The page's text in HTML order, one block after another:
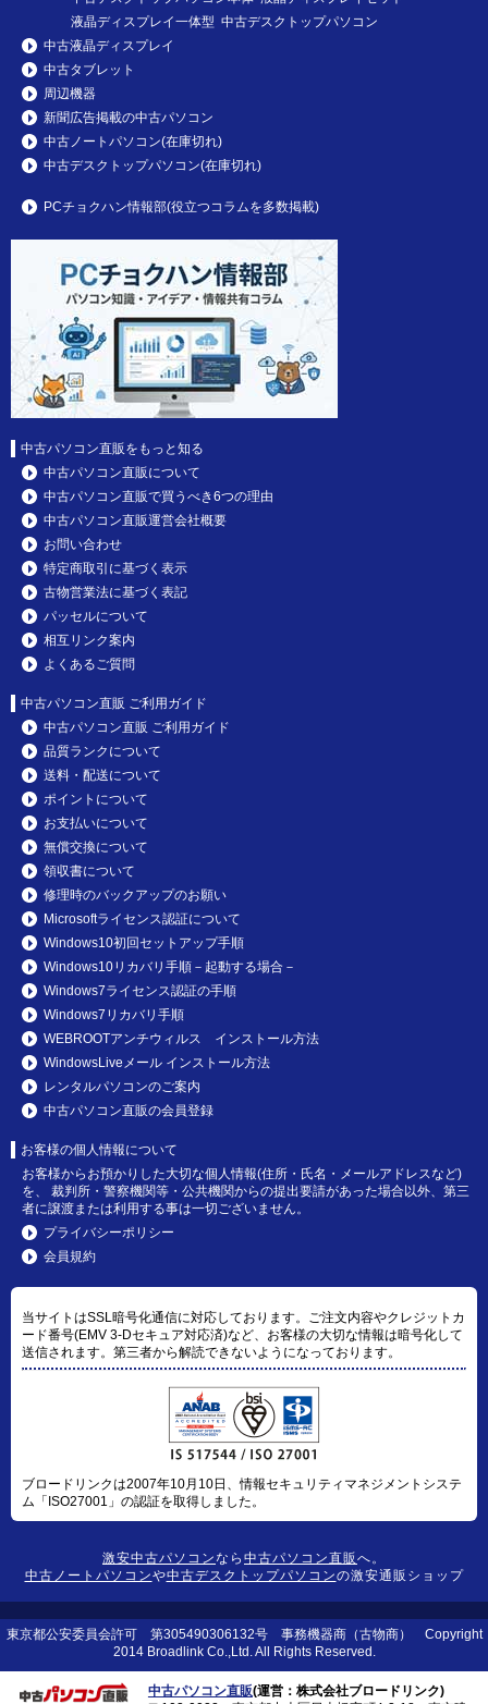
液晶ディスプレイ一体型 中古デスクトップパソコン
中古液晶ディスプレイ
中古タブレット
周辺機器
新聞広告掲載の中古パソコン
中古ノートパソコン(在庫切れ)
中古デスクトップパソコン(在庫切れ)
PCチョクハン情報部(役立つコラムを多数掲載)
中古パソコン直販をもっと知る
中古パソコン直販について
中古パソコン直販で買うべき6つの理由
中古パソコン直販運営会社概要
お問い合わせ
特定商取引に基づく表示
古物営業法に基づく表記
パッセルについて
相互リンク案内
よくあるご質問
中古パソコン直販 ご利用ガイド
中古パソコン直販 ご利用ガイド
品質ランクについて
送料・配送について
ポイントについて
お支払いについて
無償交換について
領収書について
修理時のバックアップのお願い
Microsoftライセンス認証について
Windows10初回セットアップ手順
Windows10リカバリ手順－起動する場合－
Windows7ライセンス認証の手順
Windows7リカバリ手順
WEBROOTアンチウィルス インストール方法
WindowsLiveメール インストール方法
レンタルパソコンのご案内
中古パソコン直販の会員登録
お客様の個人情報について
お客様からお預かりした大切な個人情報(住所・氏名・メールアドレスなど)
を、 裁判所・警察機関等・公共機関からの提出要請があった場合以外、第三
者に譲渡または利用する事は一切ございません。
プライバシーポリシー
会員規約
当サイトはSSL暗号化通信に対応しております。ご注文内容やクレジットカ
ード番号(EMV 3-Dセキュア対応済)など、お客様の大切な情報は暗号化して
送信されます。第三者から解読できないようになっております。
ブロードリンクは2007年10月10日、情報セキュリティマネジメントシステ
ム「ISO27001」の認証を取得しました。
激安中古パソコンなら 中古パソコン直販 へ。
中古ノートパソコンや中古デスクトップパソコンの激安通販ショップ
東京都公安委員会許可 第305490306132号 事務機器商（古物商） Copyright
2014 Broadlink Co.,Ltd. All Rights Reserved.
中古パソコン直販(運営：株式会社ブロードリンク)